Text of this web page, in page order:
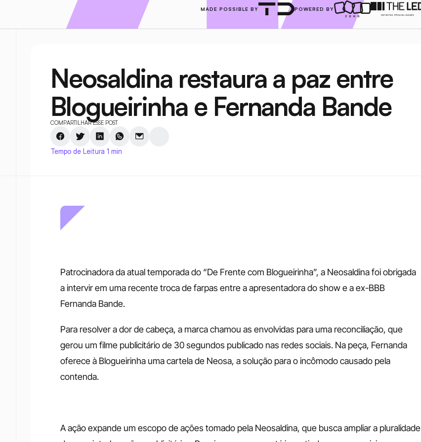
MADE POSSIBLE BY POWERED BY
Neosaldina restaura a paz entre
Blogueirinha e Fernanda Bande
COMPARTILHAR ESSE POST
Tempo de Leitura 1 min
Patrocinadora da atual temporada do “De Frente com Blogueirinha”, a Neosaldina foi obrigada
a intervir em uma recente troca de farpas entre a apresentadora do show e a ex-BBB
Fernanda Bande.
Para resolver a dor de cabeça, a marca chamou as envolvidas para uma reconciliação, que
gerou um filme publicitário de 30 segundos publicado nas redes sociais. Na peça, Fernanda
oferece à Blogueirinha uma cartela de Neosa, a solução para o incômodo causado pela
contenda.
A ação expande um escopo de ações tomado pela Neosaldina, que busca ampliar a pluralidade